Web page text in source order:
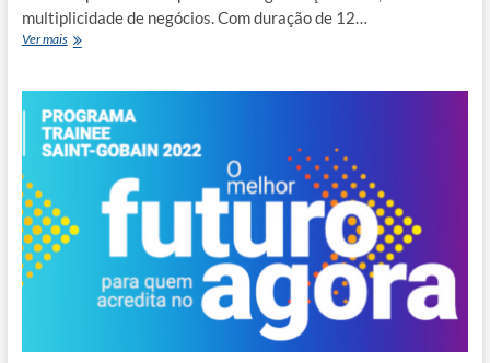
multiplicidade de negócios. Com duração de 12…
Ver maisPrograma